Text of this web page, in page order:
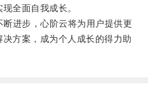
全面自我成长。
进步，心阶云将为用户提供更
方案，成为个人成长的得力助